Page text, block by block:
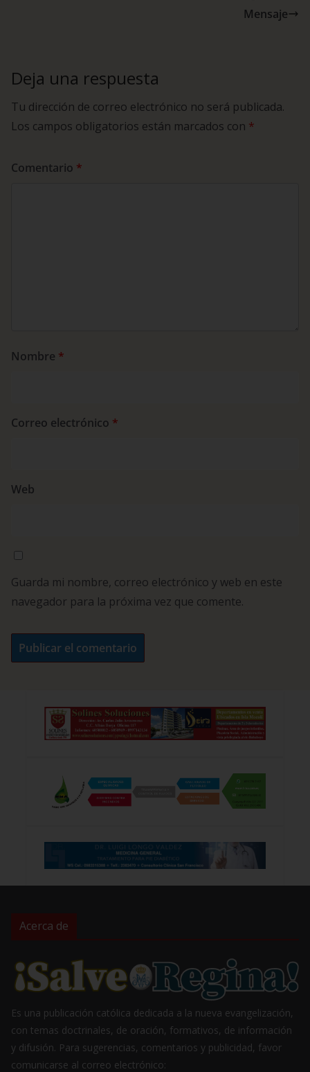
Mensaje
Deja una respuesta
Tu dirección de correo electrónico no será publicada.
Los campos obligatorios están marcados con *
Comentario *
Nombre *
Correo electrónico *
Web
Guarda mi nombre, correo electrónico y web en este
navegador para la próxima vez que comente.
Acerca de
Es una publicación católica dedicada a la nueva evangelización,
con temas doctrinales, de oración, formativos, de información
y difusión. Para sugerencias, comentarios y publicidad, favor
comunicarse al correo electrónico: